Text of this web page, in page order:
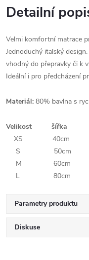
Detailní
Velmi komfortní matrace
Jednoduchý italský
vhodný do přepravky či k
Ideální i pro předcházení
Materiál: 80% bavlna s
Velikost šířka
XS 40cm
S 50cm
M 60cm
L 80cm
Parametry produktu
Diskuse